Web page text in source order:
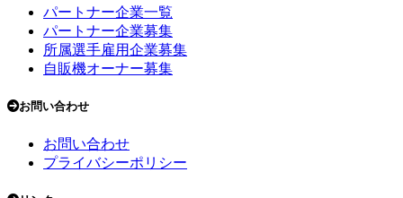
パートナー企業一覧
パートナー企業募集
所属選手雇用企業募集
自販機オーナー募集
お問い合わせ
お問い合わせ
プライバシーポリシー